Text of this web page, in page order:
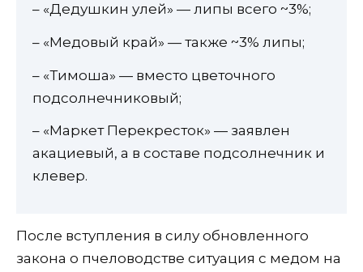
– «Дедушкин улей» — липы всего ~3%;
– «Медовый край» — также ~3% липы;
– «Тимоша» — вместо цветочного
подсолнечниковый;
– «Маркет Перекресток» — заявлен
акациевый, а в составе подсолнечник и
клевер.
После вступления в силу обновленного
закона о пчеловодстве ситуация с медом на